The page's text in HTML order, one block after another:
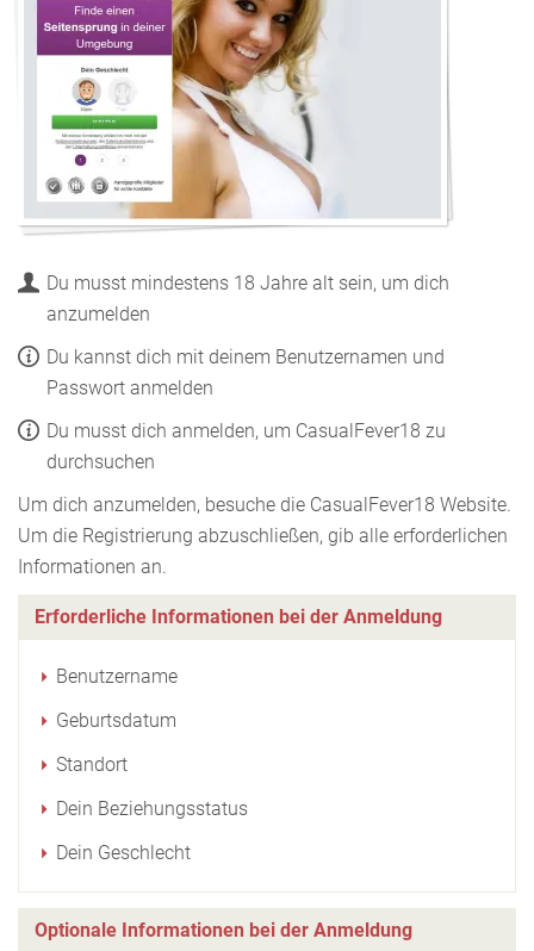
Du musst mindestens 18 Jahre alt sein, um dich
anzumelden
Du kannst dich mit deinem Benutzernamen und
Passwort anmelden
Du musst dich anmelden, um CasualFever18 zu
durchsuchen
Um dich anzumelden, besuche die CasualFever18 Website.
Um die Registrierung abzuschließen, gib alle erforderlichen
Informationen an.
Erforderliche Informationen bei der Anmeldung
Benutzername
Geburtsdatum
Standort
Dein Beziehungsstatus
Dein Geschlecht
Optionale Informationen bei der Anmeldung